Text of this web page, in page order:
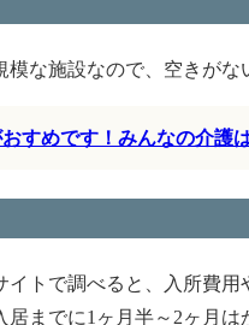
な施設なので、空きがな
すめです！みんなの介護
トで調べると、入所費
までに1ヶ月半～2ヶ月は